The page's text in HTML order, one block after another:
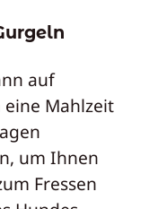
auf
Mahlzeit
um Ihnen
Fressen